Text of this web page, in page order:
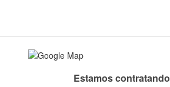
Estamos contratando